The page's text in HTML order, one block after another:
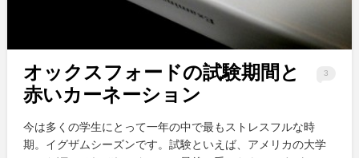
3
オックスフォードの試験期間と
赤いカーネーション
今は多くの学生にとって一年の中で最もストレスフルな時
期。イグザムシーズンです。試験といえば、アメリカの大学